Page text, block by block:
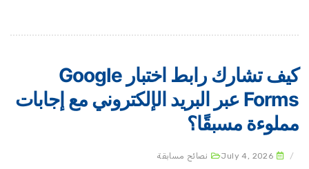
كيف تشارك رابط اختبار Google
Forms عبر البريد الإلكتروني مع إجابات
مسبقًا؟
July 4, 2026 نصائح مسابقة